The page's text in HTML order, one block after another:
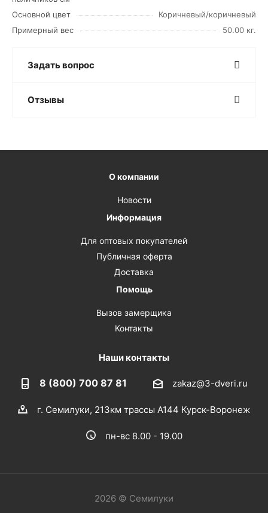
Основной цвет
Коричневый/коричневый
Примерный вес
50.00 кг.
Задать вопрос
Отзывы
О компании
Новости
Информация
Для оптовых покупателей
Публичная оферта
Доставка
Помощь
Вызов замерщика
Контакты
Наши контакты
8 (800) 700 87 81 zakaz@3-dveri.ru
г. Семилуки, 213км трассы А144 Курск-Воронеж
пн-вс 8.00 - 19.00
2026 © Семилуки